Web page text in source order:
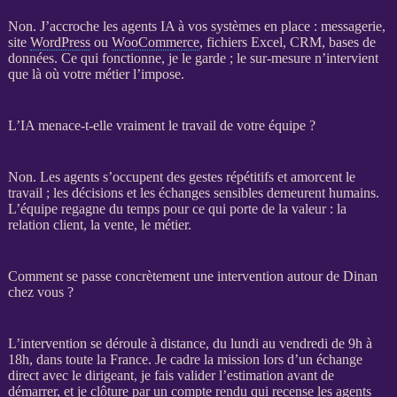
Non. J’accroche les agents IA à vos systèmes en place : messagerie,
site WordPressou WooCommerce, fichiers Excel, CRM, bases de
données. Ce qui fonctionne, je le garde ; le sur-mesure n’intervient
que là où votre métier l’impose.
L’IA menace-t-elle vraiment le travail de votre équipe ?
Non. Les agentss’occupent des gestes répétitifs et amorcent le
travail ; les décisions et les échanges sensibles demeurent humains.
L’équipe regagne du temps pour ce qui porte de la valeur : la
relation client, la vente, le métier.
Comment se passe concrètement une intervention autour de Dinan
chez vous ?
L’intervention se déroule à distance, du lundi au vendredi de 9h à
18h, dans toute la France. Je cadre la mission lors d’un échange
direct avec le dirigeant, je fais valider l’estimation avant de
démarrer, et je clôture par un compte rendu qui recense les agents